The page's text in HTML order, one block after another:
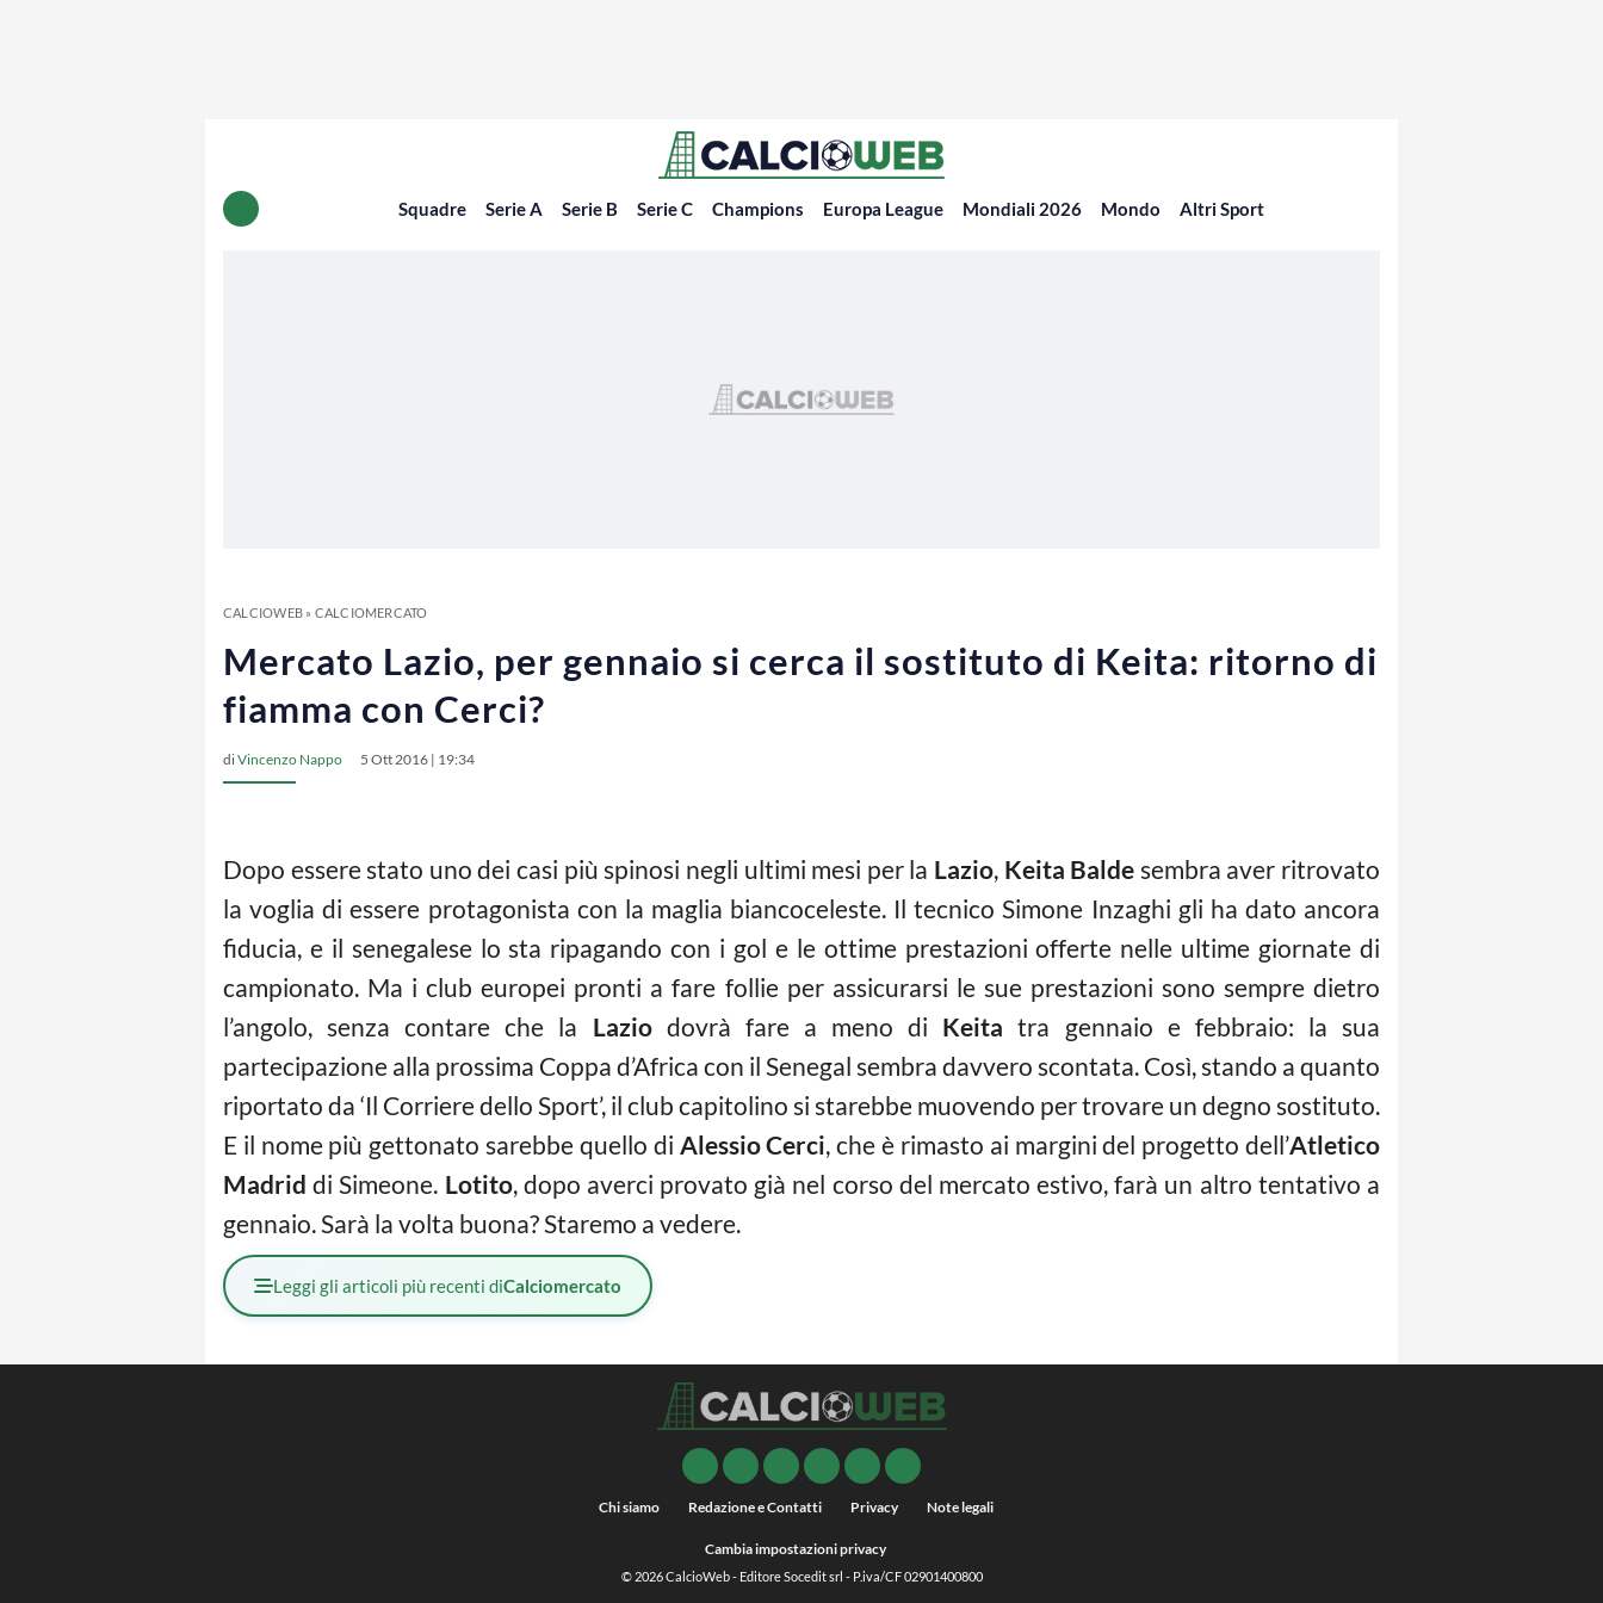
Squadre Serie A Serie B Serie C Champions Europa League Mondiali 2026 Mondo Altri Sport
CALCIOWEB» CALCIOMERCATO
Mercato Lazio, per gennaio si cerca il sostituto di Keita: ritorno di
fiamma con Cerci?
diVincenzo Nappo 5 Ott 2016 | 19:34
Dopo essere stato uno dei casi più spinosi negli ultimi mesi per la Lazio, Keita Balde sembra aver ritrovato
la voglia di essere protagonista con la maglia biancoceleste. Il tecnico Simone Inzaghi gli ha dato ancora
fiducia, e il senegalese lo sta ripagando con i gol e le ottime prestazioni offerte nelle ultime giornate di
campionato. Ma i club europei pronti a fare follie per assicurarsi le sue prestazioni sono sempre dietro
l’angolo, senza contare che la Laziodovrà fare a meno di Keita tra gennaio e febbraio: la sua
partecipazione alla prossima Coppa d’Africa con il Senegal sembra davvero scontata. Così, stando a quanto
riportato da ‘Il Corriere dello Sport’, il club capitolino si starebbe muovendo per trovare un degno sostituto.
E il nome più gettonato sarebbe quello di Alessio Cerci, che è rimasto ai margini del progetto dell’Atletico
Madrid di Simeone. Lotito, dopo averci provato già nel corso del mercato estivo, farà un altro tentativo a
gennaio. Sarà la volta buona? Staremo a vedere.
Leggi gli articoli più recenti diCalciomercato
Chi siamo Redazione e Contatti Privacy Note legali
Cambia impostazioni privacy
© 2026CalcioWeb- Editore Socedit srl - P.iva/CF 02901400800